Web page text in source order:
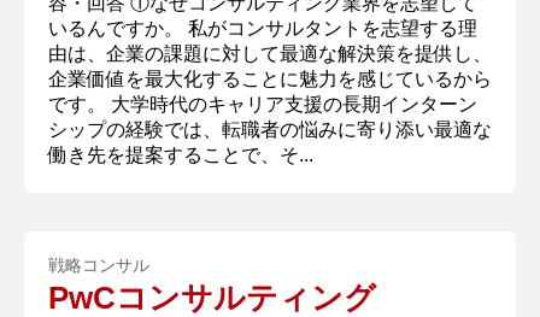
いるんですか。 私がコンサルタントを志望する理
由は、企業の課題に対して最適な解決策を提供し、
企業価値を最大化することに魅力を感じているから
です。 大学時代のキャリア支援の長期インターン
シップの経験では、転職者の悩みに寄り添い最適な
働き先を提案することで、そ...
戦略コンサル
PwCコンサルティング